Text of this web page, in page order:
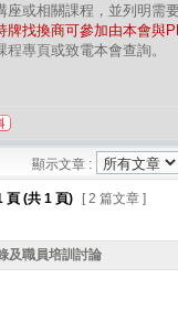
座或相關課程，並列明需
牌找換商可參加由本會與
程專頁或致電本會查詢。
顯示文章 :
頁 (共 1 頁) [ 2 篇文章 ]
及職員培訓討論